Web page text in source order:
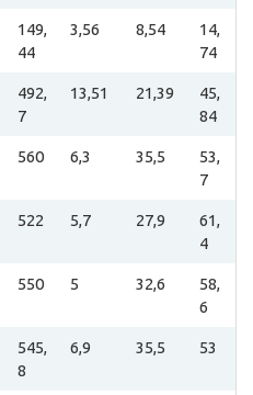
149,
44
3,56 8,54
14,
74
492,
7
13,51 21,39
45,
84
560 6,3 35,5
53,
7
522 5,7 27,9
61,
4
550 5 32,6
58,
6
545,
8
6,9 35,5 53